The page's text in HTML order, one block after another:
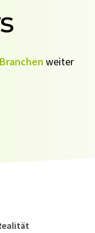
Branchen weiter